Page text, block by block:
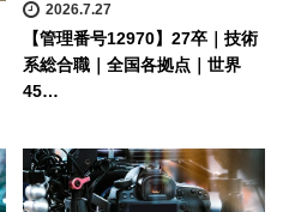
2026.7.27
【管理番号12970】27卒｜技術
系総合職｜全国各拠点｜世界
45…